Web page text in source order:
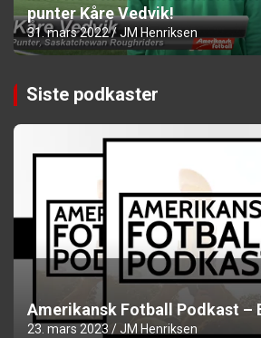
punter Kåre Vedvik!
31. mars 2022 JM Henriksen
Siste podkaster
Amerikansk Fotball Podkast –
23. mars 2023 JM Henriksen